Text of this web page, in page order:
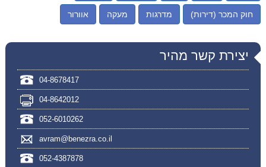
חוק המכר (דירות) מדרגות מעקה אוורור
יצירת קשר מהיר
04-8678417
04-8642012
052-6010262
avram@benezra.co.il
052-4387878